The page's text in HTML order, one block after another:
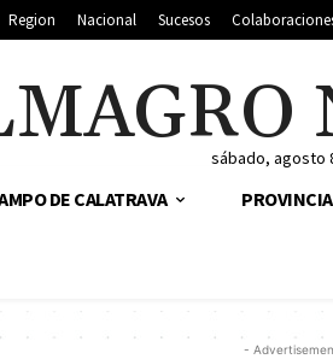
Region Nacional Sucesos
sábado, agosto
DE CALATRAVA PROVINCIA
-